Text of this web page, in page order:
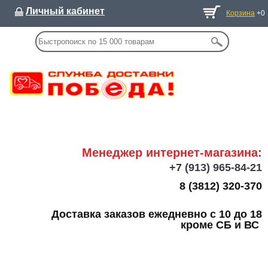
Личный кабинет Корзина +0
Менеджер интернет-магазина:
+7 (913) 965-84-21
8 (3812) 320-370
Доставка заказов ежедневно с 10 до 18
кроме СБ и ВС